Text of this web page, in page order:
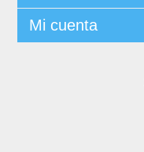
Mi cuenta